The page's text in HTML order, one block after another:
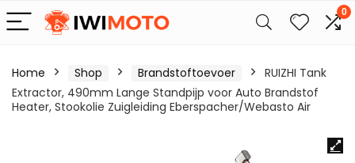
0
Home Shop Brandstoftoevoer
RUIZHI Tank
Extractor, 490mm Lange Standpijp voor Auto Brandstof
Heater, Stookolie Zuigleiding Eberspacher/Webasto Air